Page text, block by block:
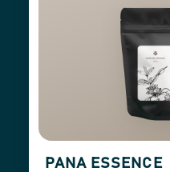
PANA ESSENCE